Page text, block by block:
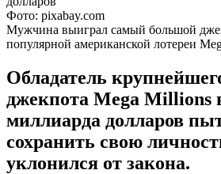
Фото: pixabay.com
Мужчина выиграл самый большой
популярной американской лотереи
Обладатель
джекпота Mega Millions
миллиарда долларов
сохранить свою
уклонился от закона.